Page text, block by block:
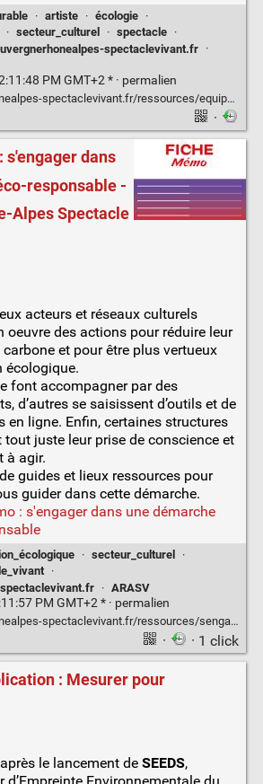
· artiste · écologie ·
· secteur_culturel · spectacle ·
spectaclevivant.fr
·
PM GMT+2 * · permalien
ressources/equipes-artistiques-et-transition-ecologique-la-methode-durables/
·
s'engager dans
responsable -
Alpes Spectacle
acteurs et réseaux culturels
oeuvre des actions pour réduire leur
et pour être plus vertueux
écologique.
font accompagner par des
d’autres se saisissent d’outils et de
en ligne. Enfin, certaines structures
tout juste leur prise de conscience et
à agir.
guides et lieux ressources pour
guider dans cette démarche.
: s'engager dans une démarche
· secteur_culturel
·
·
· ARASV
PM GMT+2 * · permalien
ressources/sengager-dans-une-demarche-eco-responsable/
· · 1 click
: Mesurer pour
le lancement de SEEDS,